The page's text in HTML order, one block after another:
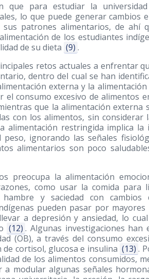
que para estudiar la
lo que puede generar cambios
patrones alimentarios, de ahí
de los estudiantes
de su dieta (9) .
retos actuales a enfrentar
dentro del cual se han
externa y la
el consumo excesivo de alimentos
que la alimentación externa
con los alimentos, sin
alimentación restringida implica
ignorando las señales
alimentarios son poco
preocupa la alimentación
como usar la comida para
y saciedad con cambios
pueden pasar por
a depresión y ansiedad, lo
(12) . Algunas investigaciones han
(OB), a través del consumo
cortisol, glucosa e insulina (13) .
de los alimentos consumidos,
a modular algunas señales